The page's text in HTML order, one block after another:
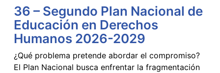
36 – Segundo Plan Nacional de
Educación en Derechos
Humanos 2026-2029
¿Qué problema pretende abordar el compromiso?
El Plan Nacional busca enfrentar la fragmentación